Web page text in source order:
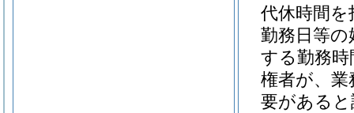
代休時間
勤務日等
する勤務
権者が、
要がある